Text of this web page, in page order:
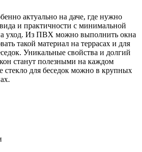
актуально на даче, где нужно
и практичности с минимальной
уход. Из ПВХ можно выполнить окна
такой материал на террасах и для
Уникальные свойства и долгий
станут полезными на каждом
стекло для беседок можно в крупных